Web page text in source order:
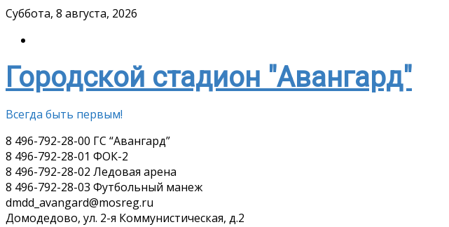
Skip
content
Суббота, 8 августа, 2026
Городской стадион "Авангард"
Всегда быть первым!
8 496-792-28-00 ГС “Авангард”
8 496-792-28-01 ФОК-2
8 496-792-28-02 Ледовая арена
8 496-792-28-03 Футбольный манеж
dmdd_avangard@mosreg.ru
Домодедово, ул. 2-я Коммунистическая, д.2